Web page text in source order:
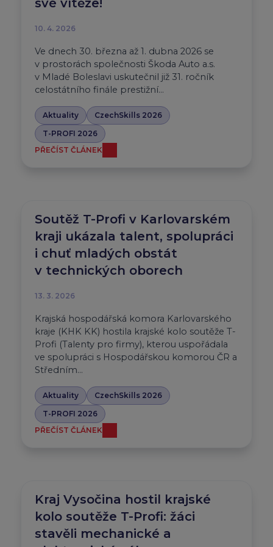
10. 4. 2026
Ve dnech 30. března až 1. dubna 2026 se
v prostorách společnosti Škoda Auto a.s.
v Mladé Boleslavi uskutečnil již 31. ročník
celostátního finále prestižní…
Aktuality
CzechSkills 2026
T-PROFI 2026
PŘEČÍST ČLÁNEK
Soutěž T-Profi v Karlovarském
kraji ukázala talent, spolupráci
i chuť mladých obstát
v technických oborech
13. 3. 2026
Krajská hospodářská komora Karlovarského
kraje (KHK KK) hostila krajské kolo soutěže T-
Profi (Talenty pro firmy), kterou uspořádala
ve spolupráci s Hospodářskou komorou ČR a
Středním…
Aktuality
CzechSkills 2026
T-PROFI 2026
PŘEČÍST ČLÁNEK
Kraj Vysočina hostil krajské
kolo soutěže T-Profi: žáci
stavěli mechanické a